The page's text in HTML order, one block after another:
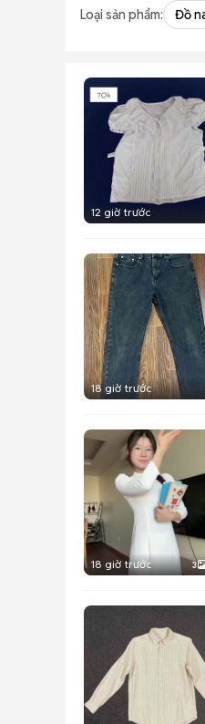
Loại sản phẩm: Đồ
12 giờ trước
18 giờ trước
18 giờ trước 3